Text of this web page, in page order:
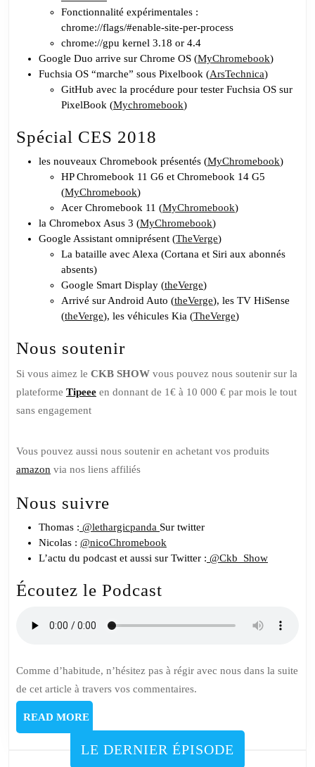
Fonctionnalité expérimentales :
chrome://flags/#enable-site-per-process
chrome://gpu kernel 3.18 or 4.4
Google Duo arrive sur Chrome OS (MyChromebook)
Fuchsia OS “marche” sous Pixelbook (ArsTechnica)
GitHub avec la procédure pour tester Fuchsia OS sur
PixelBook (Mychromebook)
Spécial CES 2018
les nouveaux Chromebook présentés (MyChromebook)
HP Chromebook 11 G6 et Chromebook 14 G5
(MyChromebook)
Acer Chromebook 11 (MyChromebook)
la Chromebox Asus 3 (MyChromebook)
Google Assistant omniprésent (TheVerge)
La bataille avec Alexa (Cortana et Siri aux abonnés
absents)
Google Smart Display (theVerge)
Arrivé sur Android Auto (theVerge), les TV HiSense
(theVerge), les véhicules Kia (TheVerge)
Nous soutenir
Si vous aimez le CKB SHOW vous pouvez nous soutenir sur la
plateforme Tipeee en donnant de 1€ à 10 000 € par mois le tout
sans engagement
Vous pouvez aussi nous soutenir en achetant vos produits
amazon via nos liens affiliés
Nous suivre
Thomas : @lethargicpanda Sur twitter
Nicolas : @nicoChromebook
L’actu du podcast et aussi sur Twitter : @Ckb_Show
Écoutez le Podcast
Comme d’habitude, n’hésitez pas à régir avec nous dans la suite
de cet article à travers vos commentaires.
READ MOREREAD
MORE
LE DERNIER ÉPISODE